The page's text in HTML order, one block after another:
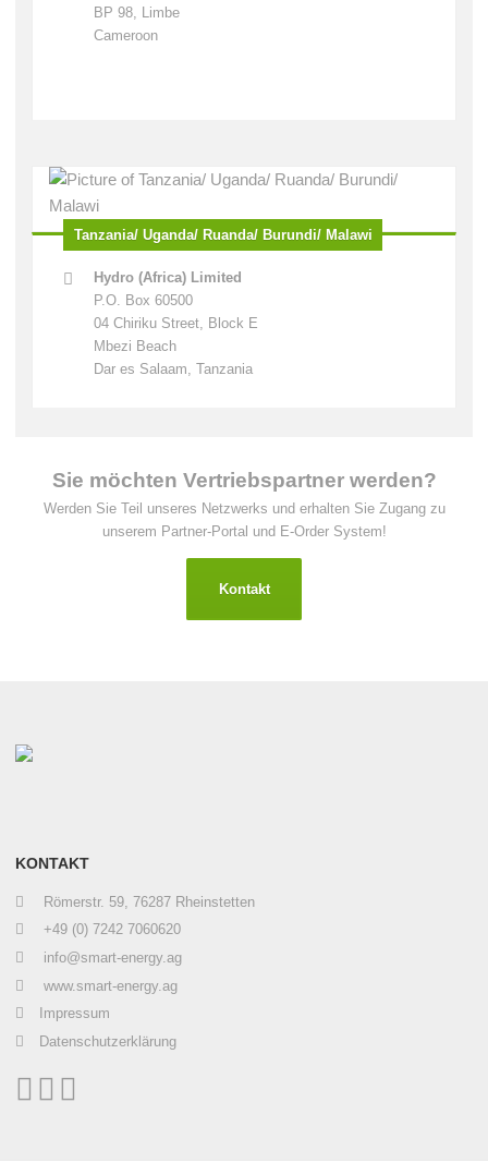
BP 98, Limbe
Cameroon
Hydro (Africa) Limited
P.O. Box 60500
04 Chiriku Street, Block E
Mbezi Beach
Dar es Salaam, Tanzania
Tanzania/ Uganda/ Ruanda/ Burundi/ Malawi
Sie möchten Vertriebspartner werden?
Werden Sie Teil unseres Netzwerks und erhalten Sie Zugang zu
unserem Partner-Portal und E-Order System!
Kontakt
KONTAKT
Römerstr. 59, 76287 Rheinstetten
+49 (0) 7242 7060620
info@smart-energy.ag
www.smart-energy.ag
Impressum
Datenschutzerklärung